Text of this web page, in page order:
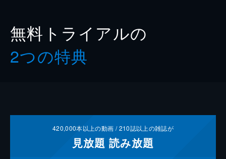
無料トライアルの
2つの特典
420,000本以上の動画 /210誌以上の雑誌が
見放題 読み放題